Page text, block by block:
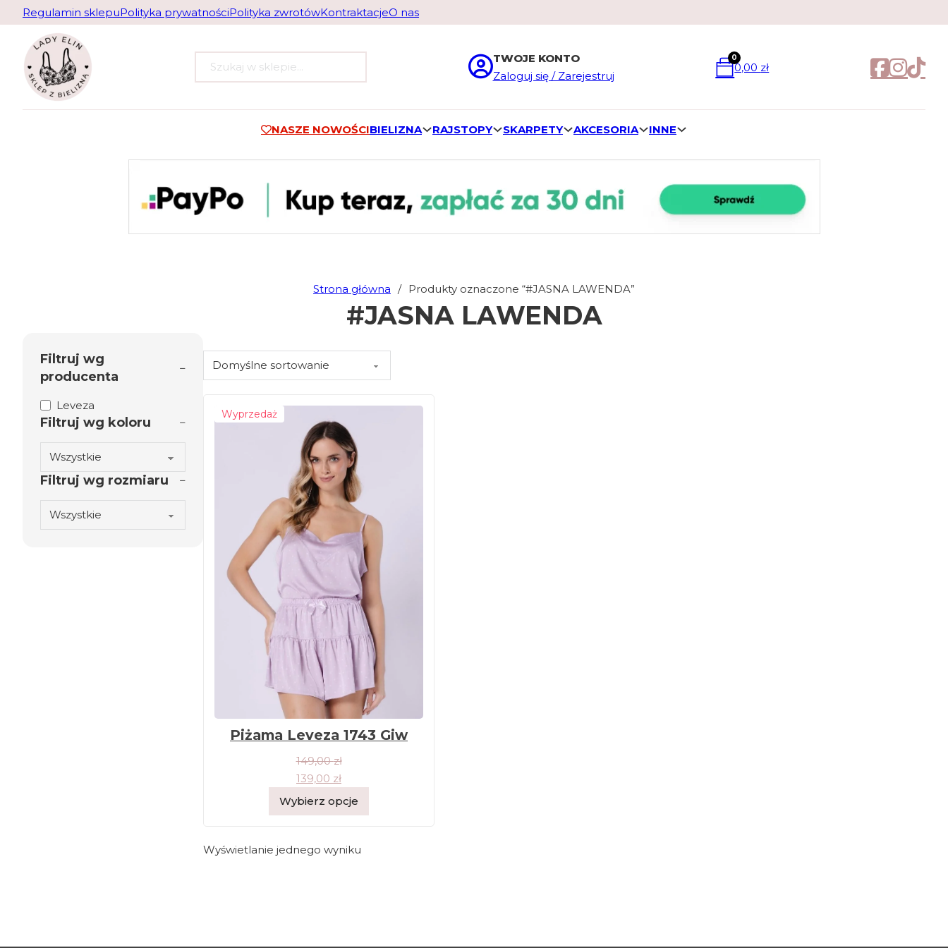
Regulamin sklepuPolityka prywatnościPolityka zwrotówKontraktacjeO nas
Szukaj
TWOJE KONTO
Zaloguj się / Zarejestruj
0
0,00 zł
NASZE NOWOŚCIBIELIZNA RAJSTOPY SKARPETY AKCESORIA INNE
Strona główna / Produkty oznaczone “#JASNA LAWENDA”
#JASNA LAWENDA
Filtruj wg
producenta
Leveza
Filtruj wg koloru
Filtruj wg rozmiaru
Piżama Leveza 1743 Giw
149,00zł
139,00 zł
Wybierz opcje
Wyprzedaż
Wyświetlanie jednego wyniku